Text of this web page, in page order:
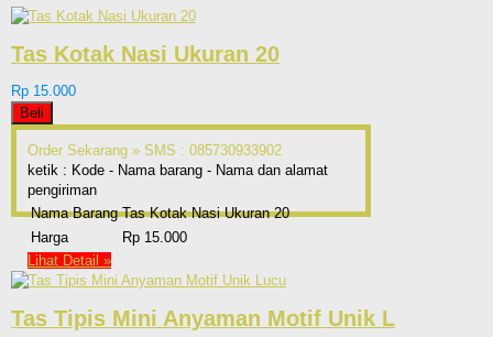
Tas Kotak Nasi Ukuran 20
Rp 15.000
Beli
Order Sekarang » SMS : 085730933902
ketik : Kode - Nama barang - Nama dan alamat
pengiriman
Nama Barang Tas Kotak Nasi Ukuran 20
Harga
Rp 15.000
Lihat Detail »
Tas Tipis Mini Anyaman Motif Unik L